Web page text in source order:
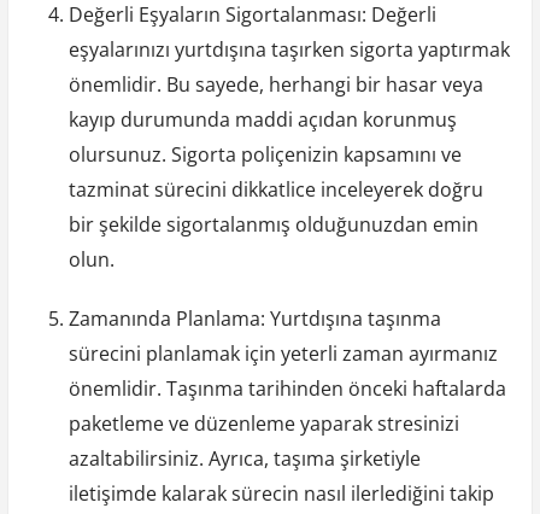
Değerli Eşyaların Sigortalanması: Değerli
eşyalarınızı yurtdışına taşırken sigorta yaptırmak
önemlidir. Bu sayede, herhangi bir hasar veya
kayıp durumunda maddi açıdan korunmuş
olursunuz. Sigorta poliçenizin kapsamını ve
tazminat sürecini dikkatlice inceleyerek doğru
bir şekilde sigortalanmış olduğunuzdan emin
olun.
Zamanında Planlama: Yurtdışına taşınma
sürecini planlamak için yeterli zaman ayırmanız
önemlidir. Taşınma tarihinden önceki haftalarda
paketleme ve düzenleme yaparak stresinizi
azaltabilirsiniz. Ayrıca, taşıma şirketiyle
iletişimde kalarak sürecin nasıl ilerlediğini takip